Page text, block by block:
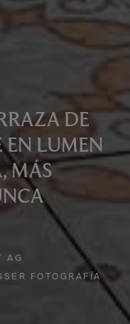
DE
EN LUMEN
MÁS
AG
FOTOGRAFÍA